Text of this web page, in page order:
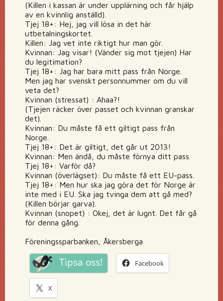
(Killen i kassan är under upplärning och får hjälp
av en kvinnlig anställd).
Tjej 18+: Hej, jag vill lösa in det här
utbetalningskortet.
Killen: Jag vet inte riktigt hur man gör.
Kvinnan: Jag visar! (Vänder sig mot tjejen) Har
du legitimation?
Tjej 18+: Jag har bara mitt pass från Norge.
Men jag har svenskt personnummer om du vill
veta det?
Kvinnan (stressat) : Ahaa?!
(Tjejen räcker över passet och kvinnan granskar
det).
Kvinnan: Du måste få ett giltigt pass från
Norge.
Tjej 18+: Det är giltigt, det går ut 2013!
Kvinnan: Men ändå, du måste förnya ditt pass.
Tjej 18+: Varför då?
Kvinnan (överlägset): Du måste få ett EU-pass.
Tjej 18+: Men hur ska jag göra det för Norge är
inte med i EU. Ska jag tvinga dem att gå med?
(Killen börjar garva).
Kvinnan (snopet) : Okej, det är lugnt. Det får gå
för denna gång.
Föreningssparbanken, Åkersberga
Tipsa oss! Facebook
X